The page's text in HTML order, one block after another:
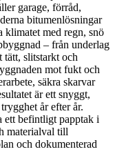
garage, förråd,
bitumenlösningar
klimatet med regn, snö
– från underlag
tätt, slitstarkt och
mot fukt och
säkra skarvar
är ett snyggt,
år efter år.
ett befintligt papptak i
materialval till
och dokumenterad